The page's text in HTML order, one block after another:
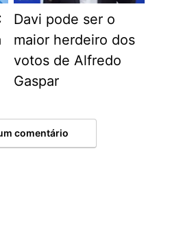
Davi pode ser o
maior herdeiro dos
votos de Alfredo
Gaspar
comentário